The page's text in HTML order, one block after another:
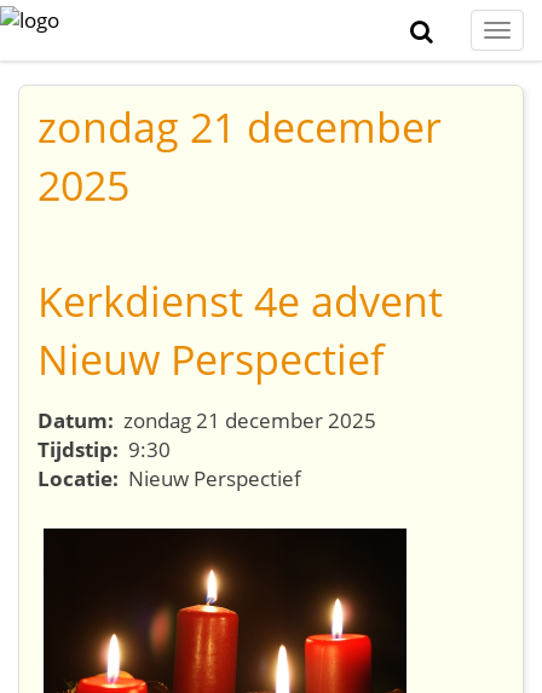
zondag 21 december
2025
Kerkdienst 4e advent
Nieuw Perspectief
Datum: zondag 21 december 2025
Tijdstip: 9:30
Locatie: Nieuw Perspectief